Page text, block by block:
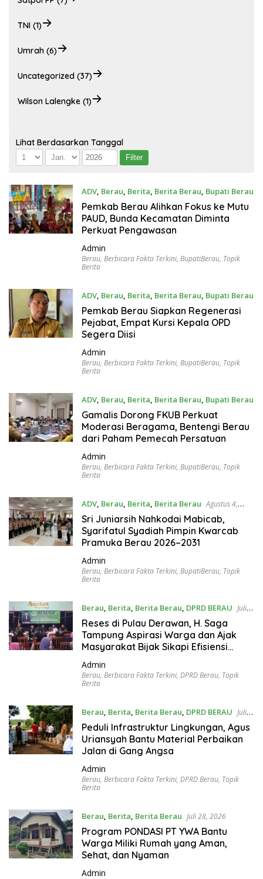
TNI (1)
Umrah (6)
Uncategorized (37)
Wilson Lalengke (1)
Lihat Berdasarkan Tanggal
ADV, Berau, Berita, Berita Berau, Bupati Berau
Agustus 6, 2026
Pemkab Berau Alihkan Fokus ke Mutu
PAUD, Bunda Kecamatan Diminta
Perkuat Pengawasan
Admin
Berau, Berbicara Fakta Terkini, BupatiBerau, Topik
Berita
ADV, Berau, Berita, Berita Berau, Bupati Berau
Agustus 6, 2026
Pemkab Berau Siapkan Regenerasi
Pejabat, Empat Kursi Kepala OPD
Segera Diisi
Admin
Berau, Berbicara Fakta Terkini, BupatiBerau, Topik
Berita
ADV, Berau, Berita, Berita Berau, Bupati Berau
Agustus 4, 2026
Gamalis Dorong FKUB Perkuat
Moderasi Beragama, Bentengi Berau
dari Paham Pemecah Persatuan
Admin
Berau, Berbicara Fakta Terkini, BupatiBerau, Topik
Berita
ADV, Berau, Berita, Berita Berau Agustus 4,
2026
Sri Juniarsih Nahkodai Mabicab,
Syarifatul Syadiah Pimpin Kwarcab
Pramuka Berau 2026–2031
Admin
Berau, Berbicara Fakta Terkini, BupatiBerau, Topik
Berita
Berau, Berita, Berita Berau, DPRD BERAU Juli
29, 2026
Reses di Pulau Derawan, H. Saga
Tampung Aspirasi Warga dan Ajak
Masyarakat Bijak Sikapi Efisiensi
Anggaran
Admin
Berau, Berbicara Fakta Terkini, DPRD Berau, Topik
Berita
Berau, Berita, Berita Berau, DPRD BERAU Juli
29, 2026
Peduli Infrastruktur Lingkungan, Agus
Uriansyah Bantu Material Perbaikan
Jalan di Gang Angsa
Admin
Berau, Berbicara Fakta Terkini, DPRD Berau, Topik
Berita
Berau, Berita, Berita Berau Juli 28, 2026
Program PONDASI PT YWA Bantu
Warga Miliki Rumah yang Aman,
Sehat, dan Nyaman
Admin